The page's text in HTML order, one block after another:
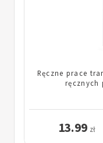
Ręczne prace
ręcznych
13.99 zł